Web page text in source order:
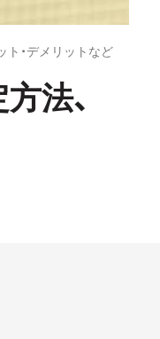
ト・デメリットなど
法、